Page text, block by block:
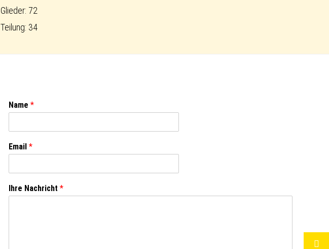
Glieder: 72
Teilung: 34
Name *
Email *
Ihre Nachricht *